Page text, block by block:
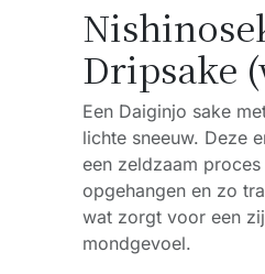
Dripsake
Een Daiginjo sake
lichte sneeuw. Deze
een zeldzaam
opgehangen en zo
wat zorgt voor een
mondgevoel.